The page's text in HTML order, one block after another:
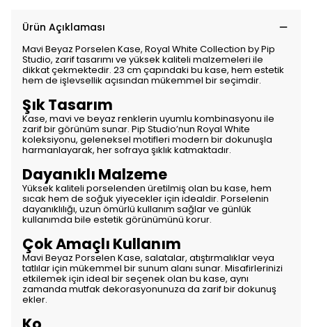
Ürün Açıklaması
Mavi Beyaz Porselen Kase, Royal White Collection by Pip
Studio, zarif tasarımı ve yüksek kaliteli malzemeleri ile
dikkat çekmektedir. 23 cm çapındaki bu kase, hem estetik
hem de işlevsellik açısından mükemmel bir seçimdir.
Şık Tasarım
Kase, mavi ve beyaz renklerin uyumlu kombinasyonu ile
zarif bir görünüm sunar. Pip Studio’nun Royal White
koleksiyonu, geleneksel motifleri modern bir dokunuşla
harmanlayarak, her sofraya şıklık katmaktadır.
Dayanıklı Malzeme
Yüksek kaliteli porselenden üretilmiş olan bu kase, hem
sıcak hem de soğuk yiyecekler için idealdir. Porselenin
dayanıklılığı, uzun ömürlü kullanım sağlar ve günlük
kullanımda bile estetik görünümünü korur.
Çok Amaçlı Kullanım
Mavi Beyaz Porselen Kase, salatalar, atıştırmalıklar veya
tatlılar için mükemmel bir sunum alanı sunar. Misafirlerinizi
etkilemek için ideal bir seçenek olan bu kase, aynı
zamanda mutfak dekorasyonunuza da zarif bir dokunuş
ekler.